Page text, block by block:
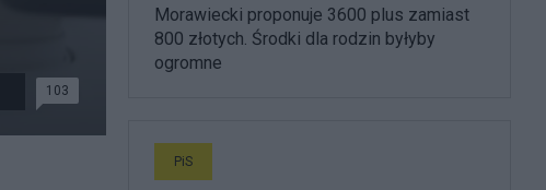
103
Morawiecki proponuje 3600 plus zamiast
800 złotych. Środki dla rodzin byłyby
ogromne
PiS